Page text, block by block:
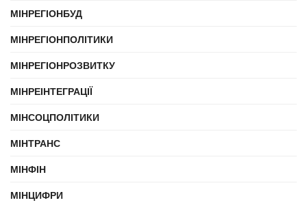
МІНРЕГІОНБУД
МІНРЕГІОНПОЛІТИКИ
МІНРЕГІОНРОЗВИТКУ
МІНРЕІНТЕГРАЦІЇ
МІНСОЦПОЛІТИКИ
МІНТРАНС
МІНФІН
МІНЦИФРИ